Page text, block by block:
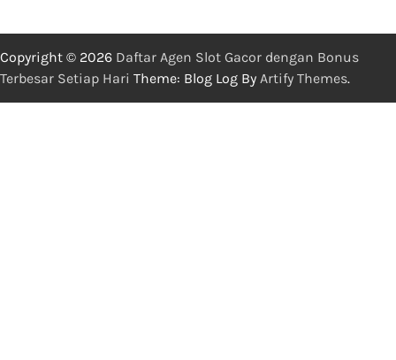
Copyright © 2026 Daftar Agen Slot Gacor dengan Bonus
Terbesar Setiap Hari Theme: Blog Log By Artify Themes.